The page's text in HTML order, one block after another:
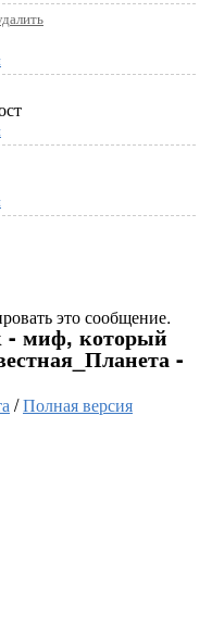
это сообщение.
- миф, который
-
/Полная версия